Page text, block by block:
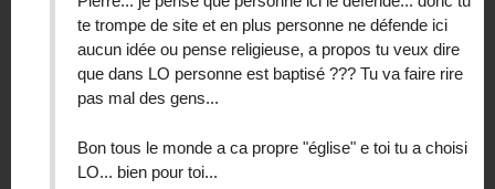
te trompe de site et en plus personne ne défende ici
aucun idée ou pense religieuse, a propos tu veux dire
que dans LO personne est baptisé ??? Tu va faire rire
pas mal des gens...
Bon tous le monde a ca propre "église" e toi tu a choisi
LO... bien pour toi...